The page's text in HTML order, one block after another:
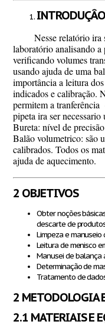
INTRODUÇÂO
Nesse relatório ira
laboratório analisando a
verificando volumes
usando ajuda de uma
importância a leitura
indicados e calibração.
permitem a tranferência
pipeta ira ser
Bureta: nível de
Balão volumetrico: são
calibrados. Todos os
ajuda de aquecimento.
2 OBJETIVOS
Obter noções
descarte de
Limpeza e manuseio
Leitura de menisco
Manusei de
Determinação de
Tratamento de
2 METODOLOGIA
2.1 MATERIAIS E